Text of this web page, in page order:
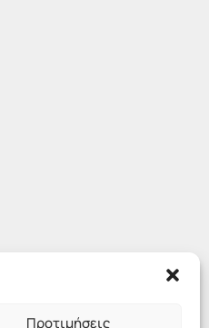
Προτιμήσεις